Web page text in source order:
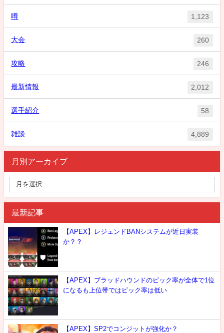
噂 1,123
大会 260
攻略 246
最新情報 2,012
選手紹介 58
雑談 4,889
月別アーカイブ
最新記事
【APEX】レジェンドBANシステムが近日実装
か？？
【APEX】ブラッドハウンドのピック率が全体で1位
になるも上位帯ではピック率は低い
【APEX】SP2でコンジットが強化か？